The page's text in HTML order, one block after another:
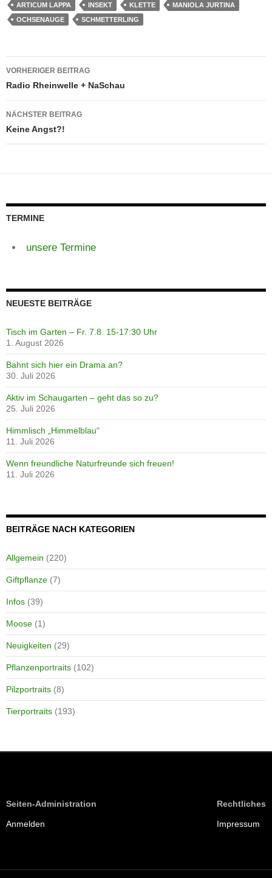
ARTICUM LAPPA INSEKT KLETTE
MANIOLA JURTINA
OCHSENAUGE
SCHMETTERLING
Beitragsnavigation
VORHERIGER BEITRAG
Radio Rheinwelle + NaSchau
NÄCHSTER BEITRAG
Keine Angst?!
TERMINE
unsere Termine
NEUESTE BEITRÄGE
Tisch im Garten – Fr. 7.8. 15-17:30 Uhr
1. August 2026
Bahnt sich hier ein Drama an?
30. Juli 2026
Aktiv im Schaugarten – geht das so zu?
25. Juli 2026
Himmlisch „Himmelblau“
11. Juli 2026
Wenn freundliche Naturfreunde sich freuen!
11. Juli 2026
BEITRÄGE NACH KATEGORIEN
Allgemein (220)
Giftpflanze (7)
Infos (39)
Moose (1)
Neuigkeiten (29)
Pflanzenportraits (102)
Pilzportraits (8)
Tierportraits (193)
Seiten-Administration
Anmelden
Rechtliches
Impressum